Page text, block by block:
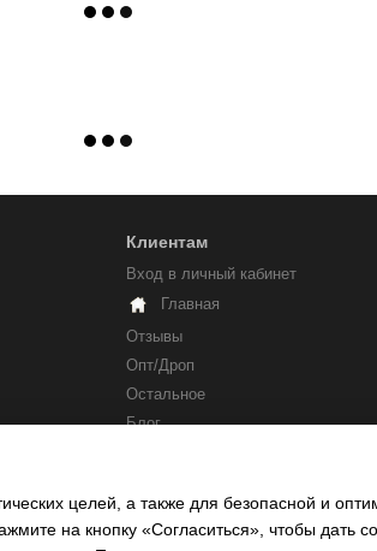
Клиентам
Вход в личный кабинет
Главная
Отзывы
Опт/Дроп
Остальное
Блог
целей, а также для безопасной и
на кнопку «Согласиться», чтобы дать